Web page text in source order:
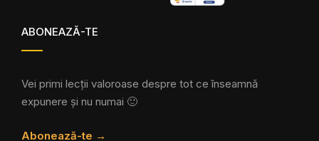
ABONEAZĂ-TE
Vei primi lecții valoroase despre tot ce înseamnă
expunere și nu numai 🙂
Abonează-te →